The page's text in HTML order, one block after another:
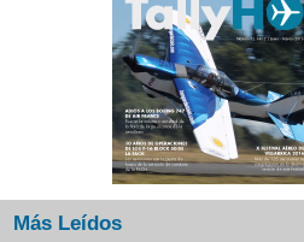
Más Leídos